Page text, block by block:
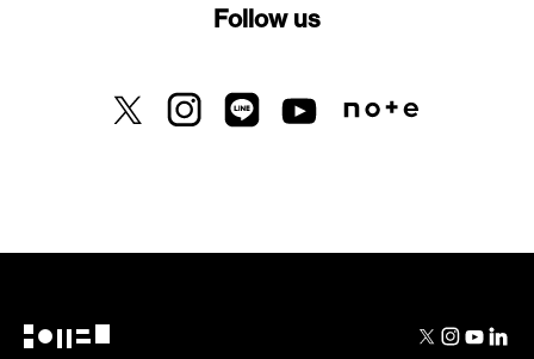
Follow us
X previously known as Twitter
InstagramLINE Youtube Note